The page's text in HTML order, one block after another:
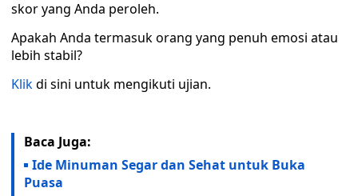
skor yang Anda peroleh.
Apakah Anda termasuk orang yang penuh emosi atau
lebih stabil?
Klikdi sini untuk mengikuti ujian.
Baca Juga:
Ide Minuman Segar dan Sehat untuk Buka
Puasa